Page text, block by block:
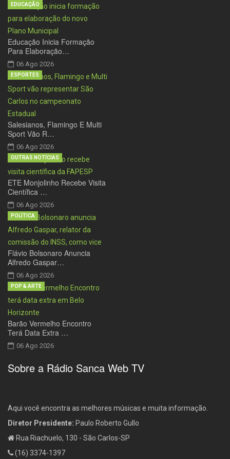
Educação Inicia Formação
Para Elaboração…
06 Ago 2026
EDUCAÇÃO
Salesianos, Flamingo E Multi
Sport Vão R…
06 Ago 2026
ESPORTES
ETE Monjolinho Recebe Visita
Científica …
06 Ago 2026
OUTRAS NOTÍCIAS
Flávio Bolsonaro Anuncia
Alfredo Gaspar…
06 Ago 2026
POLÍTICA
Barão Vermelho Encontro
Terá Data Extra …
06 Ago 2026
POP & ARTE
Sobre a Rádio Sanca Web TV
Aqui você encontra as melhores músicas e muita informação.
Diretor Presidente: Paulo Roberto Gullo
Rua Riachuelo, 130 - São Carlos-SP
(16) 3374-1397